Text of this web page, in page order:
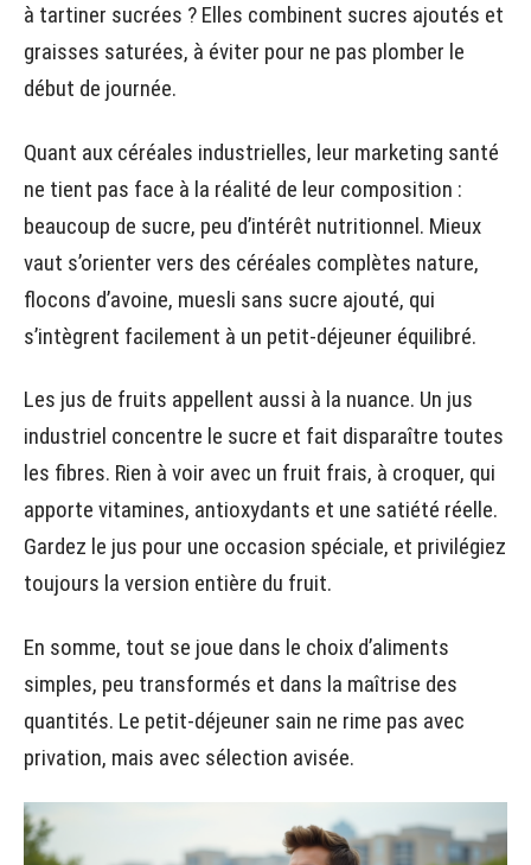
à tartiner sucrées ? Elles combinent sucres ajoutés et
graisses saturées, à éviter pour ne pas plomber le
début de journée.
Quant aux céréales industrielles, leur marketing santé
ne tient pas face à la réalité de leur composition :
beaucoup de sucre, peu d’intérêt nutritionnel. Mieux
vaut s’orienter vers des céréales complètes nature,
flocons d’avoine, muesli sans sucre ajouté, qui
s’intègrent facilement à un petit-déjeuner équilibré.
Les jus de fruits appellent aussi à la nuance. Un jus
industriel concentre le sucre et fait disparaître toutes
les fibres. Rien à voir avec un fruit frais, à croquer, qui
apporte vitamines, antioxydants et une satiété réelle.
Gardez le jus pour une occasion spéciale, et privilégiez
toujours la version entière du fruit.
En somme, tout se joue dans le choix d’aliments
simples, peu transformés et dans la maîtrise des
quantités. Le petit-déjeuner sain ne rime pas avec
privation, mais avec sélection avisée.